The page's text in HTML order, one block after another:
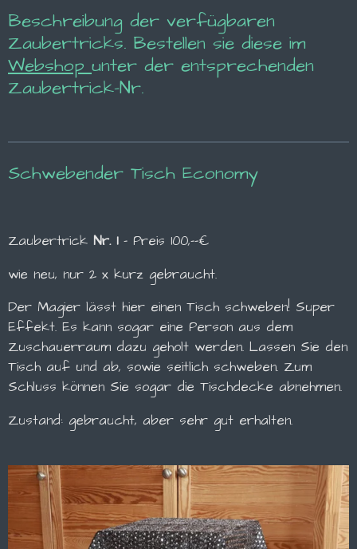
Beschreibung der verfügbaren
Zaubertricks. Bestellen sie diese im
Webshop unter der entsprechenden
Zaubertrick-Nr.
Schwebender Tisch Economy
Zaubertrick Nr. 1- Preis 100,--€
wie neu, nur 2 x kurz gebraucht.
Der Magier lässt hier einen Tisch schweben! Super
Effekt. Es kann sogar eine Person aus dem
Zuschauerraum dazu geholt werden. Lassen Sie den
Tisch auf und ab, sowie seitlich schweben. Zum
Schluss können Sie sogar die Tischdecke abnehmen.
Zustand: gebraucht, aber sehr gut erhalten.